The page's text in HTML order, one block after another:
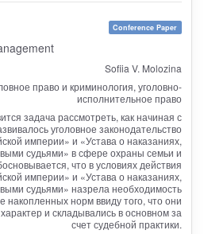
Conference Paper
Sofiia V. Molozina
право и криминология, уголовно-
исполнительное право
задача рассмотреть, как начиная с
уголовное законодательство
империи» и «Устава о наказаниях,
судьями» в сфере охраны семьи и
что в условиях действия
империи» и «Устава о наказаниях,
судьями» назрела необходимость
накопленных норм ввиду того, что они
и складывались в основном за
счет судебной практики.